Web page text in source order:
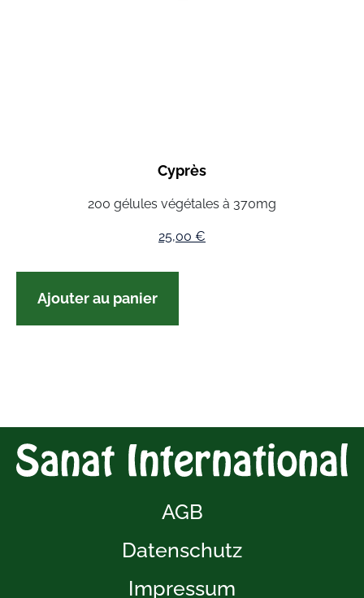
Cyprès
200 gélules végétales à 370mg
25,00 €
Ajouter au panier
AGB
Datenschutz
Impressum